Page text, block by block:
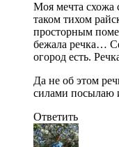
Моя мечта
таком тихом
просторным
бежала речка…
огород есть.
Да не об этом
силами посылаю
Ответить